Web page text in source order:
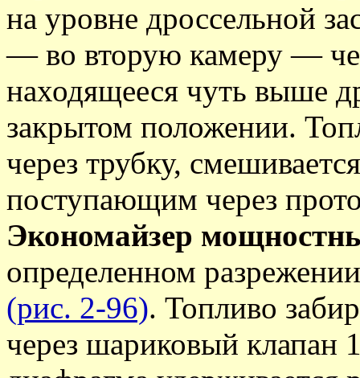
на уровне дроссельной
— во вторую камеру —
находящееся чуть выше
закрытом положении.
через трубку,
поступающим через
Экономайзер
определенном
(рис. 2-96). Топливо
через шариковый клапан